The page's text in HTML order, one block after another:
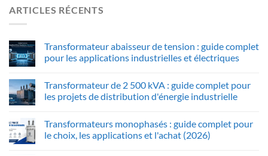
ARTICLES RÉCENTS
Transformateur abaisseur de tension : guide complet
pour les applications industrielles et électriques
Transformateur de 2 500 kVA : guide complet pour
les projets de distribution d'énergie industrielle
Transformateurs monophasés : guide complet pour
le choix, les applications et l'achat (2026)